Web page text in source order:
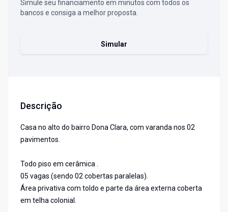
Simule seu financiamento em minutos com todos os
bancos e consiga a melhor proposta.
Simular
Descrição
Casa no alto do bairro Dona Clara, com varanda nos 02
pavimentos.
Todo piso em cerâmica .
05 vagas (sendo 02 cobertas paralelas).
Área privativa com toldo e parte da área externa coberta
em telha colonial.